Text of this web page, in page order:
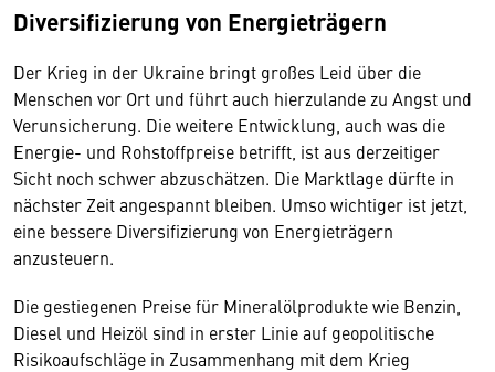
Diversifizierung von Energieträgern
Der Krieg in der Ukraine bringt großes Leid über die
Menschen vor Ort und führt auch hierzulande zu Angst und
Verunsicherung. Die weitere Entwicklung, auch was die
Energie- und Rohstoffpreise betrifft, ist aus derzeitiger
Sicht noch schwer abzuschätzen. Die Marktlage dürfte in
nächster Zeit angespannt bleiben. Umso wichtiger ist jetzt,
eine bessere Diversifizierung von Energieträgern
anzusteuern.
Die gestiegenen Preise für Mineralölprodukte wie Benzin,
Diesel und Heizöl sind in erster Linie auf geopolitische
Risikoaufschläge in Zusammenhang mit dem Krieg